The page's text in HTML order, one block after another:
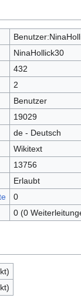
NinaHollick30
432
2
Benutzer
19029
de - Deutsch
Wikitext
13756
Erlaubt
0
0 (0